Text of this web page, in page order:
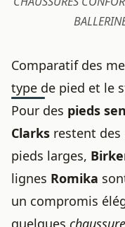
Comparatif des
type de pied et le
Pour des pieds
Clarks restent des
pieds larges,
lignes Romika
un compromis
quelques